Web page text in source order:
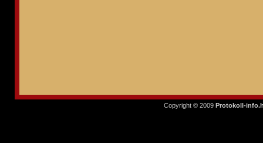
Copyright © 2009 Protokoll-